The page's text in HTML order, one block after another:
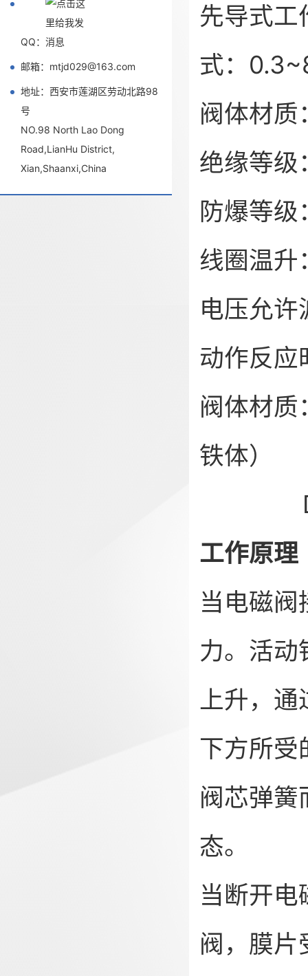
QQ：
邮箱：mtjd029@163.com
地址：西安市莲湖区劳动北路98
号
NO.98 North Lao Dong
Road,LianHu District,
Xian,Shaanxi,China
先导式
式：
阀体材
绝缘等级
防爆等级
线圈温
电压允
动作反
阀体材
铁体）
工作原理
当电磁
力。活动
上升，通
下方所受
阀芯弹簧
态。
当断开
阀，膜片